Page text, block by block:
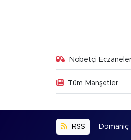
Nöbetçi Eczaneler
Tüm Manşetler
RSS Domaniç